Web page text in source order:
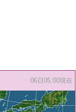
06日05:00現在